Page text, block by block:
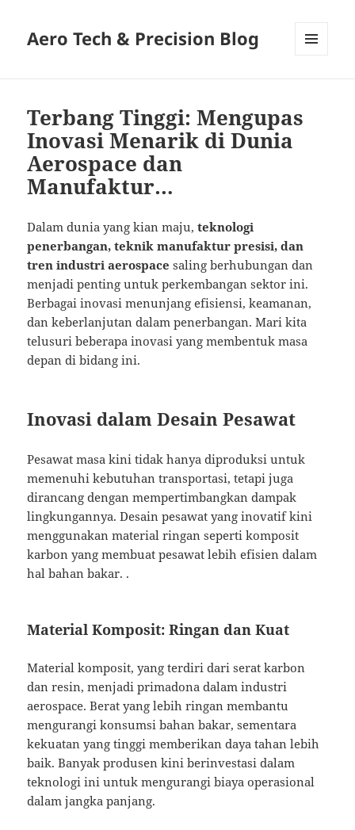
Aero Tech & Precision Blog
Terbang Tinggi: Mengupas
Inovasi Menarik di Dunia
Aerospace dan
Manufaktur…
Dalam dunia yang kian maju,teknologi
penerbangan, teknik manufaktur presisi, dan
tren industri aerospace saling berhubungan dan
menjadi penting untuk perkembangan sektor ini.
Berbagai inovasi menunjang efisiensi, keamanan,
dan keberlanjutan dalam penerbangan. Mari kita
telusuri beberapa inovasi yang membentuk masa
depan di bidang ini.
Inovasi dalam Desain Pesawat
Pesawat masa kini tidak hanya diproduksi untuk
memenuhi kebutuhan transportasi, tetapi juga
dirancang dengan mempertimbangkan dampak
lingkungannya. Desain pesawat yang inovatif kini
menggunakan material ringan seperti komposit
karbon yang membuat pesawat lebih efisien dalam
hal bahan bakar. .
Material Komposit: Ringan dan Kuat
Material komposit, yang terdiri dari serat karbon
dan resin, menjadi primadona dalam industri
aerospace. Berat yang lebih ringan membantu
mengurangi konsumsi bahan bakar, sementara
kekuatan yang tinggi memberikan daya tahan lebih
baik. Banyak produsen kini berinvestasi dalam
teknologi ini untuk mengurangi biaya operasional
dalam jangka panjang.